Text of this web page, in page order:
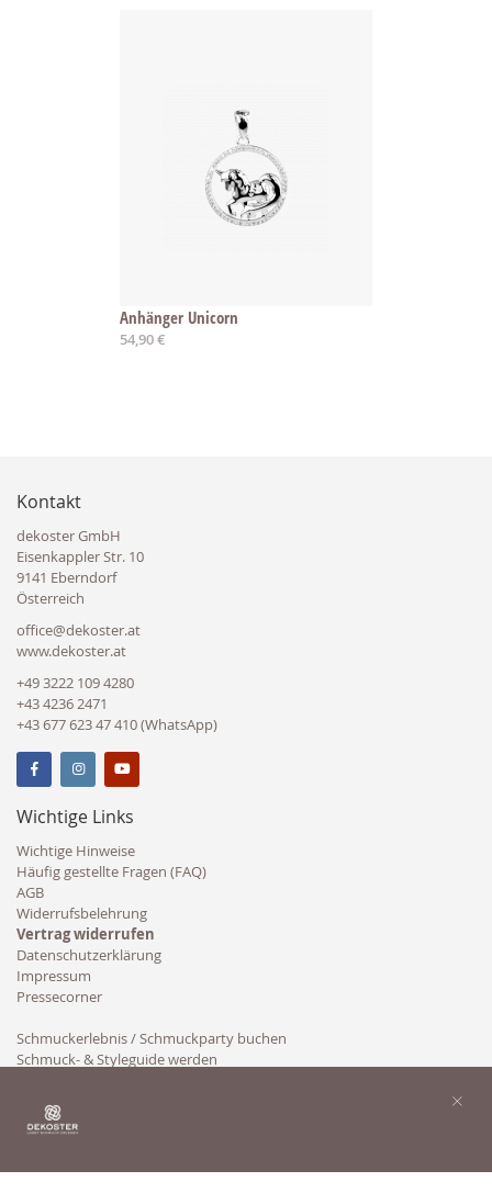
Anhänger Unicorn
54,90 €
Kontakt
dekoster GmbH
Eisenkappler Str. 10
9141 Eberndorf
Österreich
office@dekoster.at
www.dekoster.at
+49 3222 109 4280
+43 4236 2471
+43 677 623 47 410 (WhatsApp)
Wichtige Links
Wichtige Hinweise
Häufig gestellte Fragen (FAQ)
AGB
Widerrufsbelehrung
Vertrag widerrufen
Datenschutzerklärung
Impressum
Pressecorner
Schmuckerlebnis / Schmuckparty buchen
Schmuck- & Styleguide werden
×